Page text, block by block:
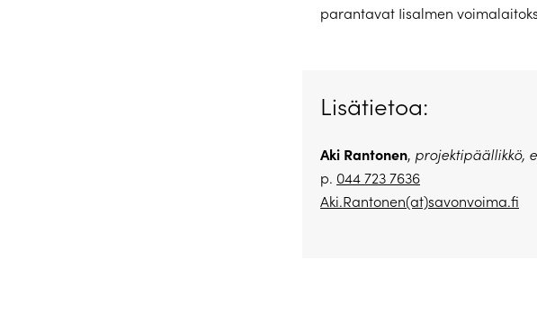
parantavat Iisalmen
Lisätietoa:
Aki Rantonen, projektipäällikkö,
p. 044 723 7636
Aki.Rantonen(at)savonvoima.fi